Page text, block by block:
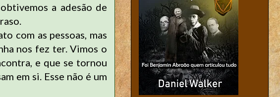
a adesão de
com as pessoas, mas
nos fez ter. Vimos o
e que se tornou
em si. Esse não é um